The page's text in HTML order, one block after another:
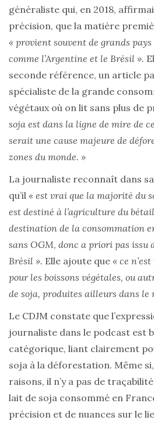
généraliste qui, en 2018,
précision, que la matière
« provient souvent de grands
comme l’Argentine et le Brésil ».
seconde référence, un article
spécialiste de la grande
végétaux où on lit sans plus de
soja est dans la ligne de mire de
serait une cause majeure de
zones du monde. »
La journaliste reconnaît dans
qu’il « est vrai que la majorité du
est destiné à l’agriculture du
destination de la consommation
sans OGM, donc a priori pas issu
Brésil ». Elle ajoute que « ce
pour les boissons végétales, ou
de soja, produites ailleurs dans le
Le CDJM constate que
journaliste dans le podcast est
catégorique, liant clairement
soja à la déforestation. Même
raisons, il n’y a pas de
lait de soja consommé en
précision et de nuances sur le